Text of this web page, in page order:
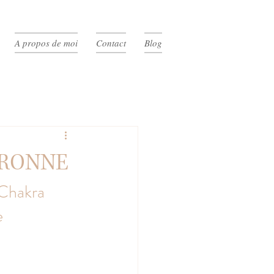
A propos de moi Contact Blog